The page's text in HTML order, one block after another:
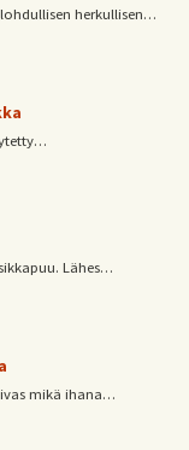
herkullisen…
Lähes…
mikä ihana…